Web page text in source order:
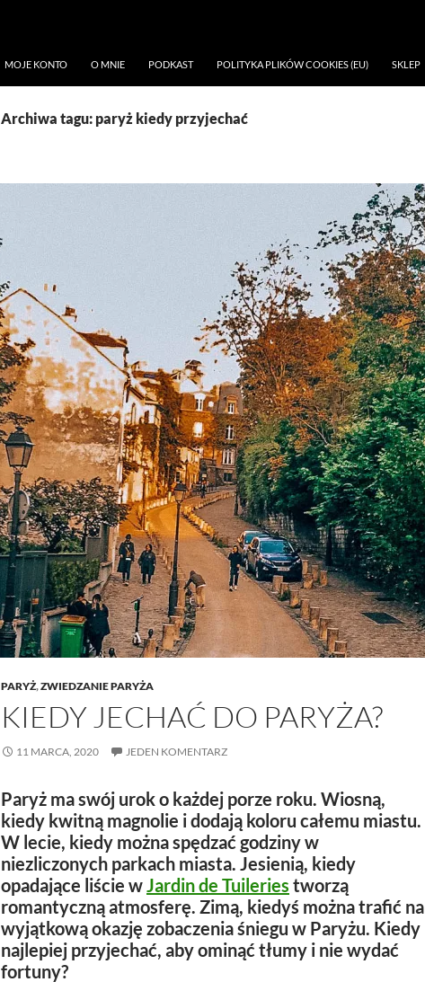
MOJE KONTO O MNIE PODKAST POLITYKA PLIKÓW COOKIES (EU) SKLEP
Archiwa tagu: paryż kiedy przyjechać
PARYŻ,ZWIEDZANIE PARYŻA
KIEDY JECHAĆ DO PARYŻA?
11 MARCA, 2020 JEDEN KOMENTARZ
Paryż ma swój urok o każdej porze roku. Wiosną,
kiedy kwitną magnolie i dodają koloru całemu miastu.
W lecie, kiedy można spędzać godziny w
niezliczonych parkach miasta. Jesienią, kiedy
opadające liście wJardin de Tuileries tworzą
romantyczną atmosferę. Zimą, kiedyś można trafić na
wyjątkową okazję zobaczenia śniegu w Paryżu. Kiedy
najlepiej przyjechać, aby ominąć tłumy i nie wydać
fortuny?